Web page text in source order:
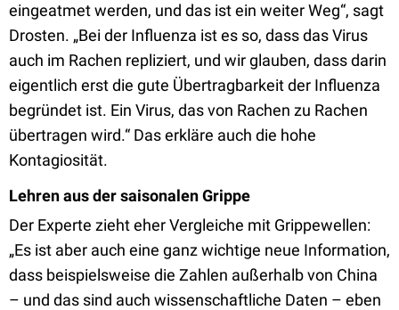
eingeatmet werden, und das ist ein weiter Weg“, sagt
Drosten. „Bei der Influenza ist es so, dass das Virus
auch im Rachen repliziert, und wir glauben, dass darin
eigentlich erst die gute Übertragbarkeit der Influenza
begründet ist. Ein Virus, das von Rachen zu Rachen
übertragen wird.“ Das erkläre auch die hohe
Kontagiosität.
Lehren aus der saisonalen Grippe
Der Experte zieht eher Vergleiche mit Grippewellen:
„Es ist aber auch eine ganz wichtige neue Information,
dass beispielsweise die Zahlen außerhalb von China
– und das sind auch wissenschaftliche Daten – eben